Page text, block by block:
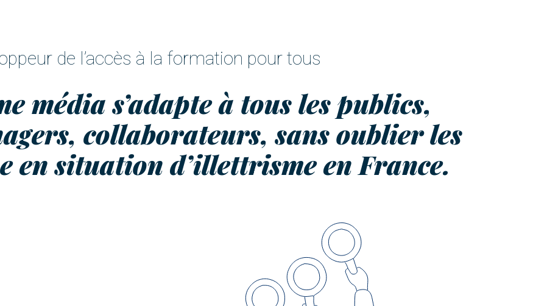
de l’accès à la formation pour tous
média s’adapte à tous les publics,
collaborateurs, sans oublier les
en situation d’illettrisme en France.